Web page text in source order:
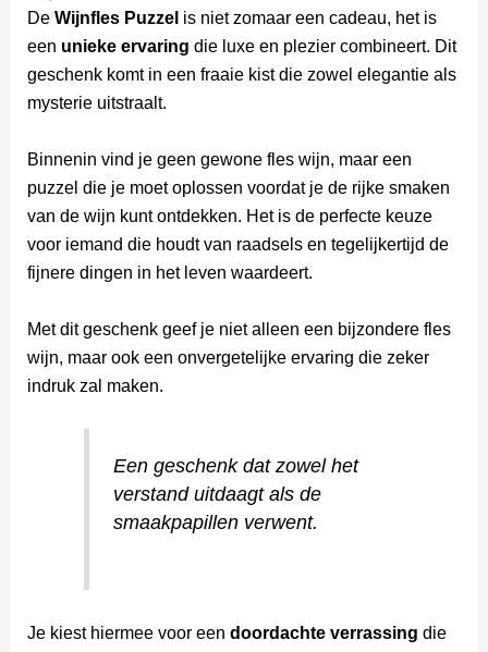
De Wijnfles Puzzel is niet zomaar een cadeau, het is
een unieke ervaring die luxe en plezier combineert. Dit
geschenk komt in een fraaie kist die zowel elegantie als
mysterie uitstraalt.
Binnenin vind je geen gewone fles wijn, maar een
puzzel die je moet oplossen voordat je de rijke smaken
van de wijn kunt ontdekken. Het is de perfecte keuze
voor iemand die houdt van raadsels en tegelijkertijd de
fijnere dingen in het leven waardeert.
Met dit geschenk geef je niet alleen een bijzondere fles
wijn, maar ook een onvergetelijke ervaring die zeker
indruk zal maken.
Een geschenk dat zowel het
verstand uitdaagt als de
smaakpapillen verwent.
Je kiest hiermee voor een doordachte verrassing die